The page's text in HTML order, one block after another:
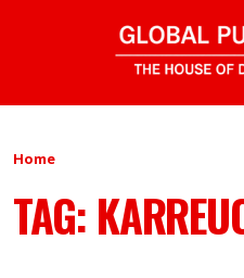
Home
TAG: